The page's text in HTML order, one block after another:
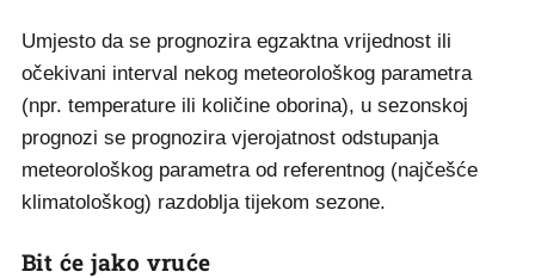
Umjesto da se prognozira egzaktna vrijednost ili
očekivani interval nekog meteorološkog parametra
(npr. temperature ili količine oborina), u sezonskoj
prognozi se prognozira vjerojatnost odstupanja
meteorološkog parametra od referentnog (najčešće
klimatološkog) razdoblja tijekom sezone.
Bit će jako vruće